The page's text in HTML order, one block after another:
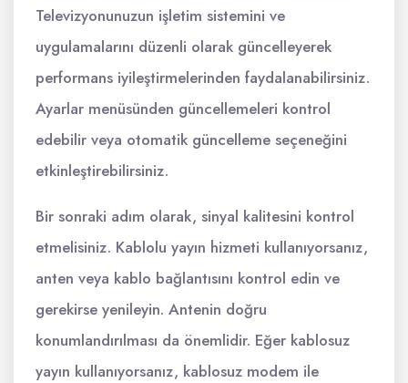
Televizyonunuzun işletim sistemini ve
uygulamalarını düzenli olarak güncelleyerek
performans iyileştirmelerinden faydalanabilirsiniz.
Ayarlar menüsünden güncellemeleri kontrol
edebilir veya otomatik güncelleme seçeneğini
etkinleştirebilirsiniz.
Bir sonraki adım olarak, sinyal kalitesini kontrol
etmelisiniz. Kablolu yayın hizmeti kullanıyorsanız,
anten veya kablo bağlantısını kontrol edin ve
gerekirse yenileyin. Antenin doğru
konumlandırılması da önemlidir. Eğer kablosuz
yayın kullanıyorsanız, kablosuz modem ile